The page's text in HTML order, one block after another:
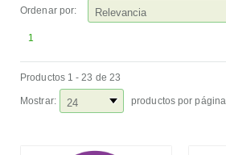
CATEGORÍAS
AYUDA
Ordenar por:
1
Productos 1 - 23 de 23
Mostrar: productos por página